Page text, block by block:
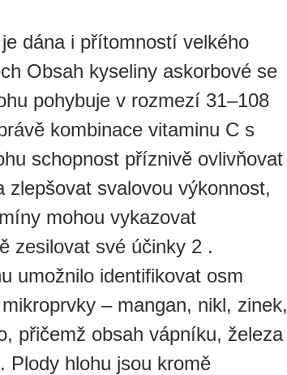
dána i přítomností velkého
Obsah kyseliny askorbové se
pohybuje v rozmezí 31–108
kombinace vitaminu C s
schopnost příznivě ovlivňovat
svalovou výkonnost,
mohou vykazovat
zesilovat své účinky 2 .
umožnilo identifikovat osm
– mangan, nikl, zinek,
přičemž obsah vápníku, železa
Plody hlohu jsou kromě